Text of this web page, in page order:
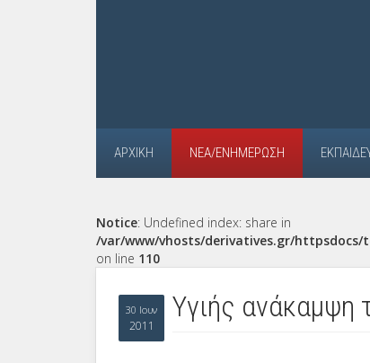
ΑΡΧΙΚΉ ΝΈΑ/ΕΝΗΜΈΡΩΣΗ
Notice: Undefined index: share in
/var/www/vhosts/derivatives.gr/
on line 110
30 Ιουν
2011
Υγιής ανάκαμψη